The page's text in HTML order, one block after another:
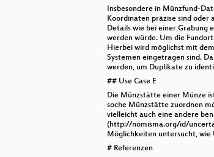
Insbesondere in Münzfund-
Koordinaten präzise sind oder
Details wie bei einer Grabung
werden würde. Um die
Hierbei wird möglichst mit
Systemen eingetragen sind.
werden, um Duplikate zu
## Use Case E
Die Münzstätte einer Münze
soche Münzstätte zuordnen
vielleicht auch eine andere
(http://nomisma.org/id/
Möglichkeiten untersucht, wie
# Referenzen